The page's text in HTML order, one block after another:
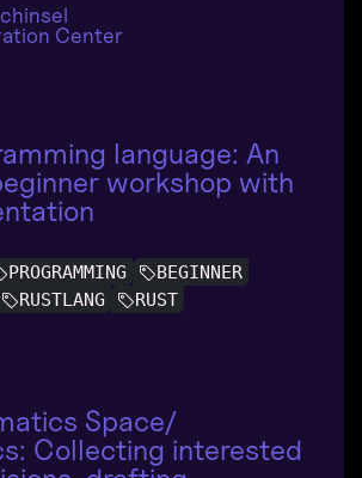
Center
language: An
workshop with
PROGRAMMING
BEGINNER
RUSTLANG RUST
Space/
Collecting interested